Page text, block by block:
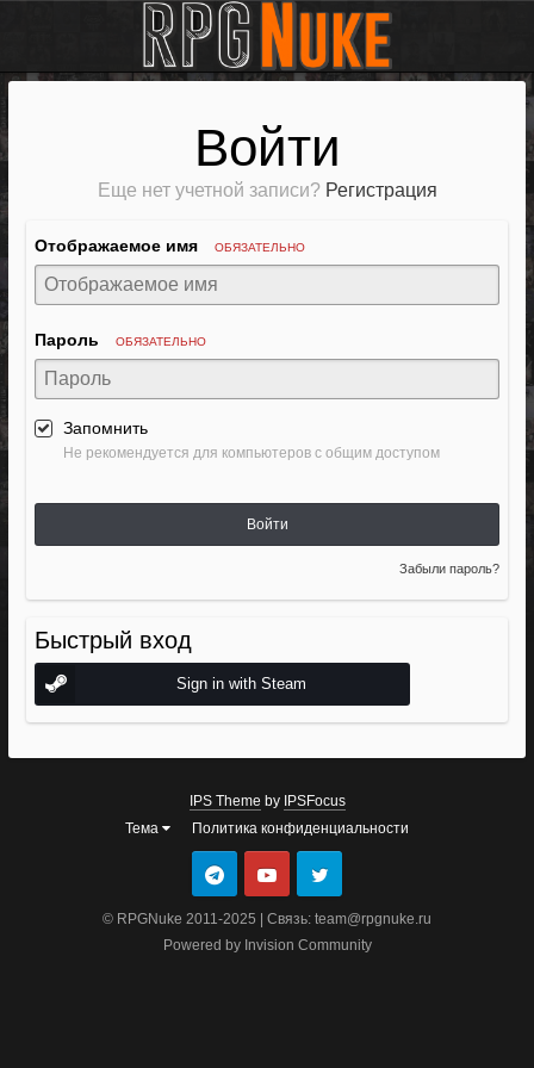
Войти
Еще нет учетной записи? Регистрация
Отображаемое имя ОБЯЗАТЕЛЬНО
Пароль ОБЯЗАТЕЛЬНО
Запомнить
Не рекомендуется для компьютеров с общим доступом
Войти
Забыли пароль?
Быстрый вход
Sign in with Steam
IPS Theme by IPSFocus
Тема
Политика конфиденциальности
© RPGNuke 2011-2025 | Связь: team@rpgnuke.ru
Powered by Invision Community